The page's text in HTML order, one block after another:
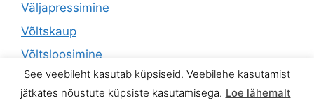
Väljapressimine
Võltskaup
Võltsloosimine
See veebileht kasutab küpsiseid. Veebilehe kasutamist
jätkates nõustute küpsiste kasutamisega. Loe lähemalt